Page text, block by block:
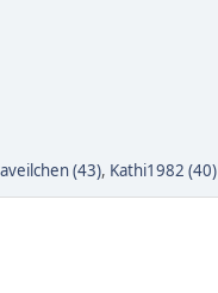
(43), Kathi1982 (40)